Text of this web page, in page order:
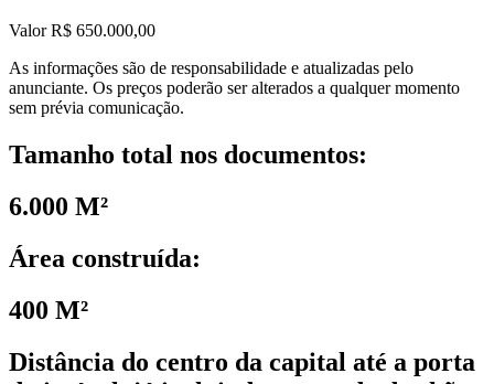
Valor R$ 650.000,00
As informações são de responsabilidade e atualizadas pelo
anunciante. Os preços poderão ser alterados a qualquer momento
sem prévia comunicação.
Tamanho total nos documentos:
6.000 M²
Área construída:
400 M²
Distância do centro da capital até a porta